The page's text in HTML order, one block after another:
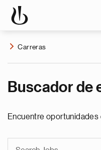
Carreras
Buscador de
Encuentre oportunidades